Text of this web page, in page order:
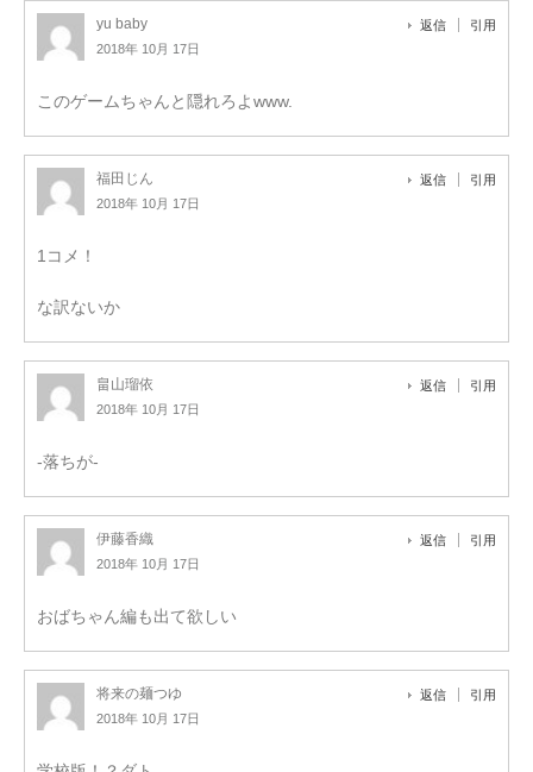
yu baby
2018年 10月 17日
返信 引用
このゲームちゃんと隠れろよwww.
福田じん
2018年 10月 17日
返信 引用
1コメ！
な訳ないか
畠山瑠依
2018年 10月 17日
返信 引用
-落ちが-
伊藤香織
2018年 10月 17日
返信 引用
おばちゃん編も出て欲しい
将来の麺つゆ
2018年 10月 17日
返信 引用